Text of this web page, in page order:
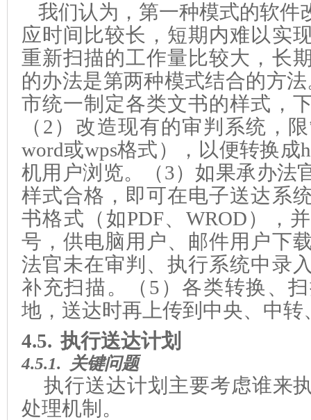
我们认为，第一种模式的软件
应时间比较长，短期内难以实
重新扫描的工作量比较大，长
的办法是第两种模式结合的方
市统一制定各类文书的样式，
（2）改造现有的审判系统，
word或wps格式） ，以便转换成
机用户浏览。（3）如果承办法
样式合格，即可在电子送达系
书格式（如PDF、WROD），
号，供电脑用户、邮件用户下
法官未在审判、执行系统中录
补充扫描。（5）各类转换、
地，送达时再上传到中央、中转
4.5. 执行送达计划
4.5.1. 关键问题
执行送达计划主要考虑谁来
处理机制。